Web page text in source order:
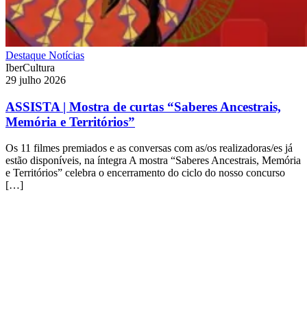
Destaque Notícias
IberCultura
29 julho 2026
ASSISTA | Mostra de curtas “Saberes Ancestrais,
Memória e Territórios”
Os 11 filmes premiados e as conversas com as/os realizadoras/es já
estão disponíveis, na íntegra A mostra “Saberes Ancestrais, Memória
e Territórios” celebra o encerramento do ciclo do nosso concurso
[…]